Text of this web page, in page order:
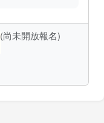
(尚未開放報名)